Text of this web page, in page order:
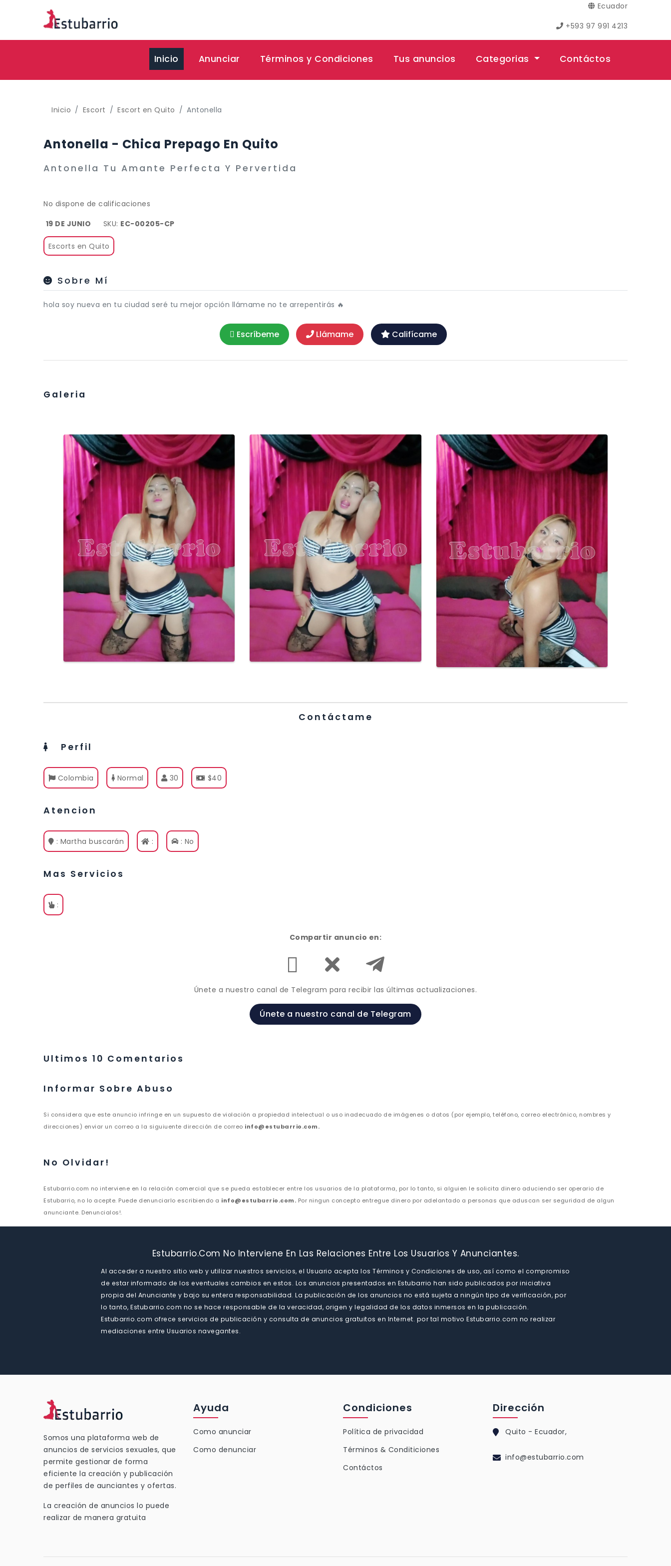
Ecuador
+593 97 991 4213
Inicio (current)
Anunciar Términos y Condiciones Tus anuncios Categorias Contáctos
Inicio Escort Escort en Quito Antonella
Antonella - Chica Prepago En Quito
Antonella Tu Amante Perfecta Y Pervertida
No dispone de calificaciones
19 DE JUNIO
SKU: EC-00205-CP
Escorts en Quito
Sobre Mí
hola soy nueva en tu ciudad seré tu mejor opción llámame no te arrepentirás 🔥
Escríbeme Llámame Califícame
Galeria
Contáctame
Perfil
Colombia Normal 30 $40
Atencion
: Martha buscarán : : No
Mas Servicios
:
Compartir anuncio en:
Únete a nuestro canal de Telegram para recibir las últimas actualizaciones.
Únete a nuestro canal de Telegram
Ultimos 10 Comentarios
Informar Sobre Abuso
Si considera que este anuncio infringe en un supuesto de violación a propiedad intelectual o uso inadecuado de imágenes o datos (por ejemplo, teléfono, correo electrónico, nombres y
direcciones) enviar un correo a la siguiuente dirección de correo info@estubarrio.com.
No Olvidar!
Estubarrio.com no interviene en la relación comercial que se pueda establecer entre los usuarios de la plataforma, por lo tanto, si alguien le solicita dinero aduciendo ser operario de
Estubarrio, no lo acepte. Puede denunciarlo escribiendo a info@estubarrio.com. Por ningun concepto entregue dinero por adelantado a personas que aduscan ser seguridad de algun
anunciante. Denuncialos!.
Estubarrio.com No Interviene En Las Relaciones Entre Los Usuarios Y Anunciantes.
Al acceder a nuestro sitio web y utilizar nuestros servicios, el Usuario acepta los Términos y Condiciones de uso, así como el compromiso
de estar informado de los eventuales cambios en estos. Los anuncios presentados en Estubarrio han sido publicados por iniciativa
propia del Anunciante y bajo su entera responsabilidad. La publicación de los anuncios no está sujeta a ningún tipo de verificación, por
lo tanto, Estubarrio.com no se hace responsable de la veracidad, origen y legalidad de los datos inmersos en la publicación.
Estubarrio.com ofrece servicios de publicación y consulta de anuncios gratuitos en Internet. por tal motivo Estubarrio.com no realizar
mediaciones entre Usuarios navegantes.
Somos una plataforma web de
anuncios de servicios sexuales, que
permite gestionar de forma
eficiente la creación y publicación
de perfiles de aunciantes y ofertas.
La creación de anuncios lo puede
realizar de manera gratuita
Ayuda
Como anunciar
Como denunciar
Condiciones
Política de privacidad
Términos & Conditiciones
Contáctos
Dirección
Quito - Ecuador,
info@estubarrio.com